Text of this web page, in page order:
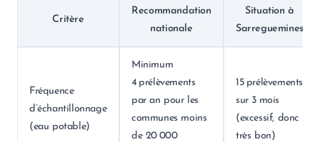
Critère
Recommandation
nationale
Situation à
Sarreguemines
Fréquence
d’échantillonnage
(eau potable)
Minimum
4 prélèvements
par an pour les
communes moins
de 20 000
15 prélèvements
sur 3 mois
(excessif, donc
très bon)